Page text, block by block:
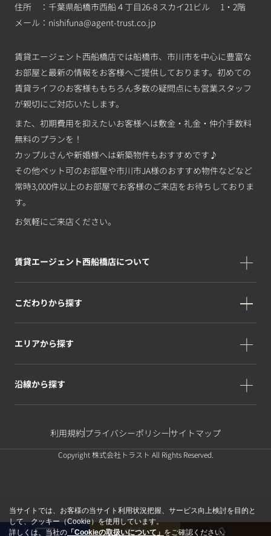
住所 ：千葉県船橋市西船４丁目26-8 スカイ21ビル 1・2階
メール： nishifuna@agent-trust.co.jp
賃貸エージェント西船橋店では船橋市、市川市を中心に豊富な
お部屋と最新の情報をお客様へご提供しております。初めての
賃貸ライフのお客様ももちろん多数の疑問点にも営業スタッフ
が親切にご対応いたします。
また、初期費用を抑えたいお客様へは敷金・礼金・仲介手数料
無料のプランを！
カップルさんや新婚様へは新築物件もおすすめです♪
その他ペット可のお部屋や市川市JA様のおすすめ物件などなど
常時3,000件以上のお部屋でお客様のご来店をお待ちしておりま
す。
お気軽にご来店ください。
賃貸エージェント西船橋店について
こだわりから探す
エリアから探す
沿線から探す
利用規約プライバシーポリシーサイトマップ
Copyright 株式会社トラスト All Rights Reserved.
当サイトでは、お客様の当サイト利用状況把握、サービス向上検討を目的と
して、クッキー（Cookie）を使用しています。
詳しくは、当社の 「Cookieの取扱いについて」 をご確認ください。